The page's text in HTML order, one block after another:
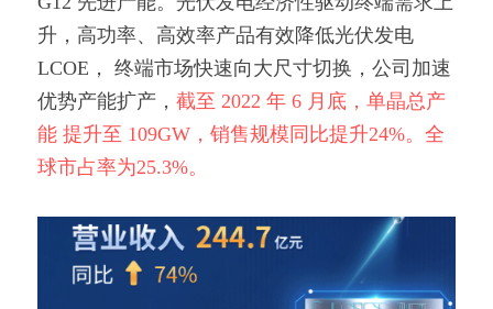
升，高功率、高效率产品有效降低光伏发电
LCOE， 终端市场快速向大尺寸切换，公司加速
优势产能扩产， 截至 2022 年 6 月底，单晶总产
能 提升至 109GW，销售规模同比提升24%。全
球市占率为25.3%。